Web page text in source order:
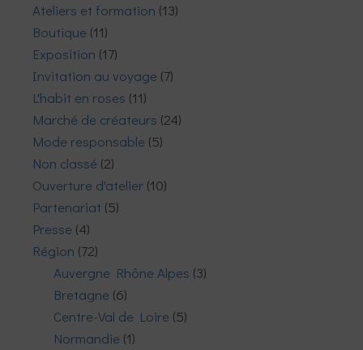
Ateliers et formation (13)
Boutique (11)
Exposition (17)
Invitation au voyage (7)
L'habit en roses (11)
Marché de créateurs (24)
Mode responsable (5)
Non classé (2)
Ouverture d'atelier (10)
Partenariat (5)
Presse (4)
Région (72)
Auvergne Rhône Alpes (3)
Bretagne (6)
Centre-Val de Loire (5)
Normandie (1)